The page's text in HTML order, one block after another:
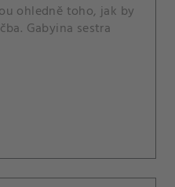
ohledně toho, jak by
Gabyina sestra